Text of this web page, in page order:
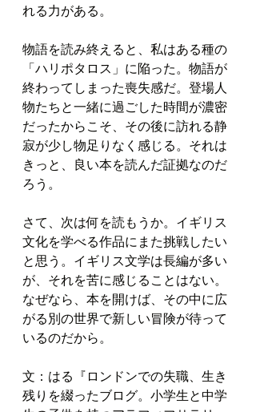
れる力がある。
物語を読み終えると、私はある種の
「ハリポタロス」に陥った。物語が
終わってしまった喪失感だ。登場人
物たちと一緒に過ごした時間が濃密
だったからこそ、その後に訪れる静
寂が少し物足りなく感じる。それは
きっと、良い本を読んだ証拠なのだ
ろう。
さて、次は何を読もうか。イギリス
文化を学べる作品にまた挑戦したい
と思う。イギリス文学は長編が多い
が、それを苦に感じることはない。
なぜなら、本を開けば、その中に広
がる別の世界で新しい冒険が待って
いるのだから。
文：はる『ロンドンでの失職、生き
残りを綴ったブログ。 小学生と中学